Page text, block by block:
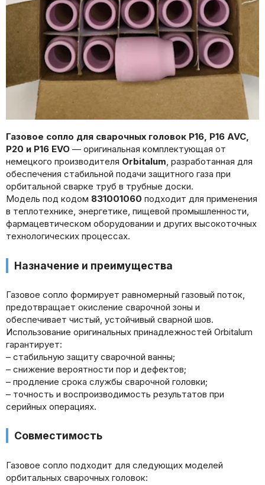
Газовое сопло для сварочных головок P16, P16 AVC,
P20 и P16 EVO — оригинальная комплектующая от
немецкого производителя Orbitalum, разработанная для
обеспечения стабильной подачи защитного газа при
орбитальной сварке труб в трубные доски.
Модель под кодом 831001060 подходит для применения
в теплотехнике, энергетике, пищевой промышленности,
фармацевтическом оборудовании и других высокоточных
технологических процессах.
Назначение и преимущества
Газовое сопло формирует равномерный газовый поток,
предотвращает окисление сварочной зоны и
обеспечивает чистый, устойчивый сварной шов.
Использование оригинальных принадлежностей Orbitalum
гарантирует:
– стабильную защиту сварочной ванны;
– снижение вероятности пор и дефектов;
– продление срока службы сварочной головки;
– точность и воспроизводимость результатов при
серийных операциях.
Совместимость
Газовое сопло подходит для следующих моделей
орбитальных сварочных головок: